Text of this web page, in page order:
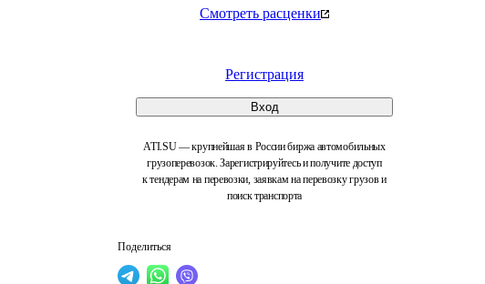
Смотреть расценки
Регистрация
Вход
ATI.SU — крупнейшая в России биржа автомобильных
грузоперевозок. Зарегистрируйтесь и получите доступ
к тендерам на перевозки, заявкам на перевозку грузов и
поиск транспорта
Поделиться